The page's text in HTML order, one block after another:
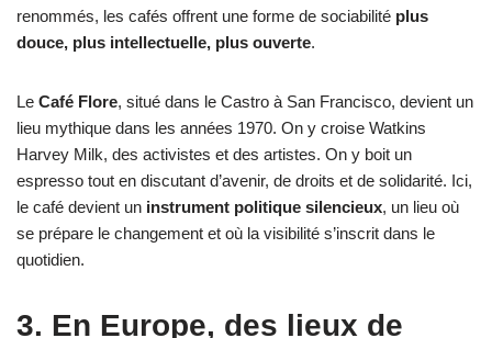
renommés, les cafés offrent une forme de sociabilité plus
douce, plus intellectuelle, plus ouverte.
Le Café Flore, situé dans le Castro à San Francisco, devient un
lieu mythique dans les années 1970. On y croise Watkins
Harvey Milk, des activistes et des artistes. On y boit un
espresso tout en discutant d’avenir, de droits et de solidarité. Ici,
le café devient un instrument politique silencieux, un lieu où
se prépare le changement et où la visibilité s’inscrit dans le
quotidien.
3. En Europe, des lieux de